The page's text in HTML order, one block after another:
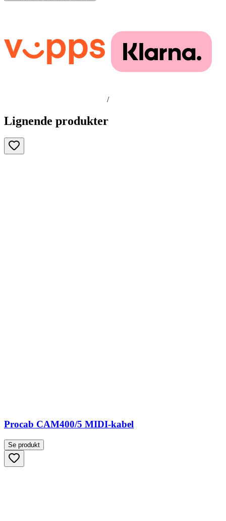
/
Lignende produkter
Procab CAM400/5 MIDI-kabel
Se produkt